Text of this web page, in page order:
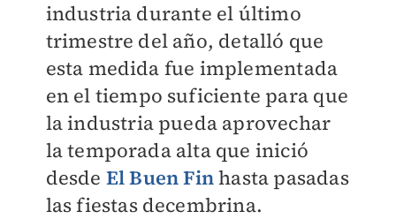
industria durante el último
trimestre del año, detalló que
esta medida fue implementada
en el tiempo suficiente para que
la industria pueda aprovechar
la temporada alta que inició
desde El Buen Finhasta pasadas
las fiestas decembrina.